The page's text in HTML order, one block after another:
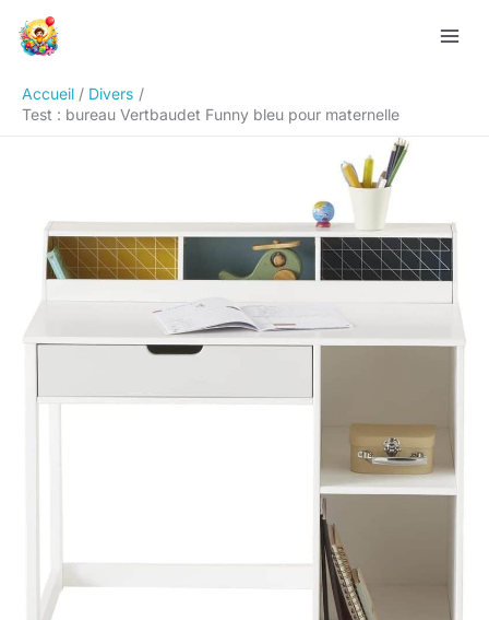
Accueil
Divers
Test : bureau Vertbaudet Funny bleu pour maternelle
Rechercher